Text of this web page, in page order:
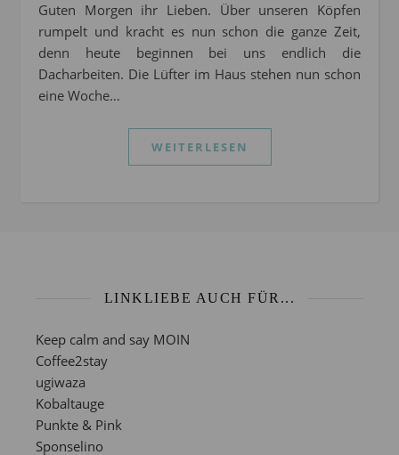
Guten Morgen ihr Lieben. Über unseren Köpfen
rumpelt und kracht es nun schon die ganze Zeit,
denn heute beginnen bei uns endlich die
Dacharbeiten. Die Lüfter im Haus stehen nun schon
eine Woche…
WEITERLESEN
LINKLIEBE AUCH FÜR...
Keep calm and say MOIN
Coffee2stay
ugiwaza
Kobaltauge
Punkte & Pink
Sponselino